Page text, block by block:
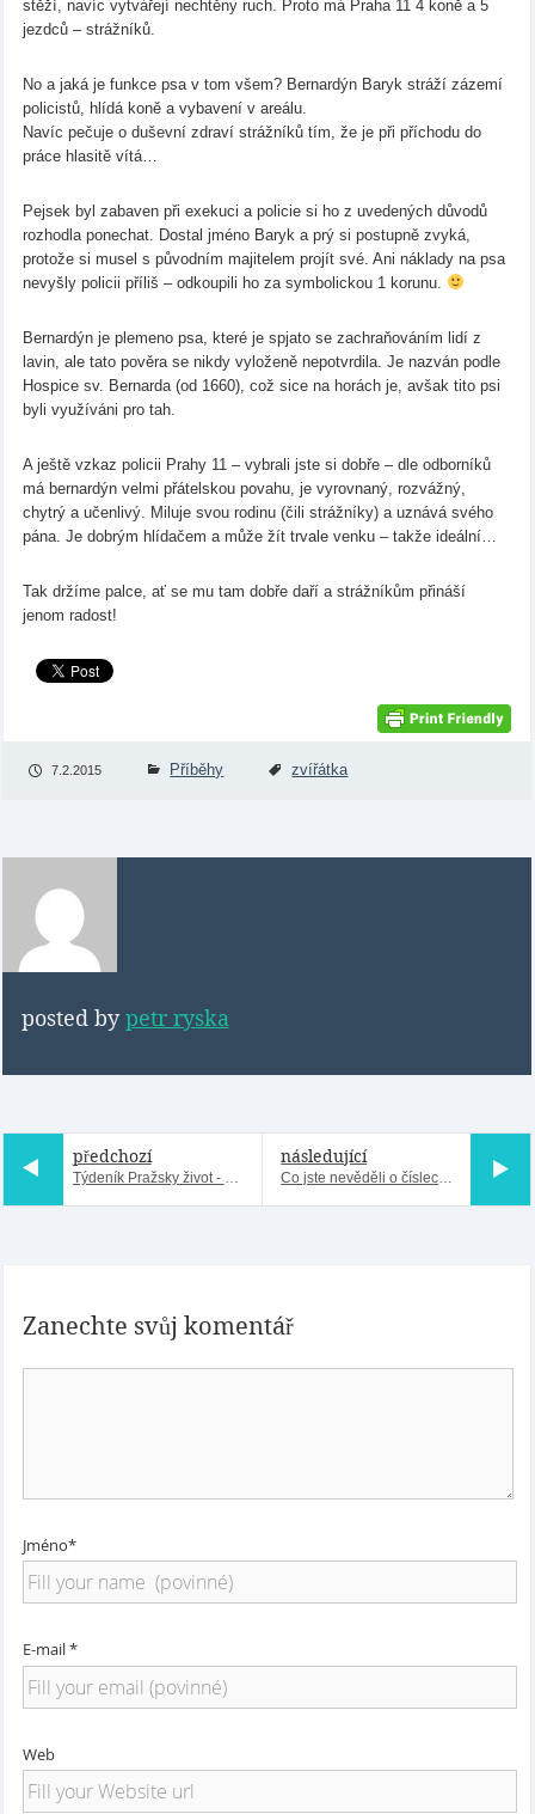
stěží, navíc vytvářejí nechtěny ruch. Proto má Praha 11 4 koně a 5
jezdců – strážníků.
No a jaká je funkce psa v tom všem? Bernardýn Baryk stráží zázemí
policistů, hlídá koně a vybavení v areálu.
Navíc pečuje o duševní zdraví strážníků tím, že je při příchodu do
práce hlasitě vítá…
Pejsek byl zabaven při exekuci a policie si ho z uvedených důvodů
rozhodla ponechat. Dostal jméno Baryk a prý si postupně zvyká,
protože si musel s původním majitelem projít své. Ani náklady na psa
nevyšly policii příliš – odkoupili ho za symbolickou 1 korunu.
Bernardýn je plemeno psa, které je spjato se zachraňováním lidí z
lavin, ale tato pověra se nikdy vyloženě nepotvrdila. Je nazván podle
Hospice sv. Bernarda (od 1660), což sice na horách je, avšak tito psi
byli využíváni pro tah.
A ještě vzkaz policii Prahy 11 – vybrali jste si dobře – dle odborníků
má bernardýn velmi přátelskou povahu, je vyrovnaný, rozvážný,
chytrý a učenlivý. Miluje svou rodinu (čili strážníky) a uznává svého
pána. Je dobrým hlídačem a může žít trvale venku – takže ideální…
Tak držíme palce, ať se mu tam dobře daří a strážníkům přináší
jenom radost!
7.2.2015 Příběhy zvířátka
posted bypetr ryska
předchozí
Týdeník Pražsky život - Vinohrady (díl druhý)
následující
Co jste nevěděli o číslech popisných
Zanechte svůj komentář
Jméno*
E-mail *
Web